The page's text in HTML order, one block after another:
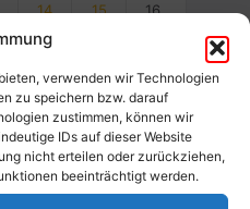
verwenden wir Technologien
zu speichern bzw. darauf
zustimmen, können wir
IDs auf dieser Website
nicht erteilen oder zurückziehen,
beeinträchtigt werden.
14 15 16
21
28 29 30
4 5 6